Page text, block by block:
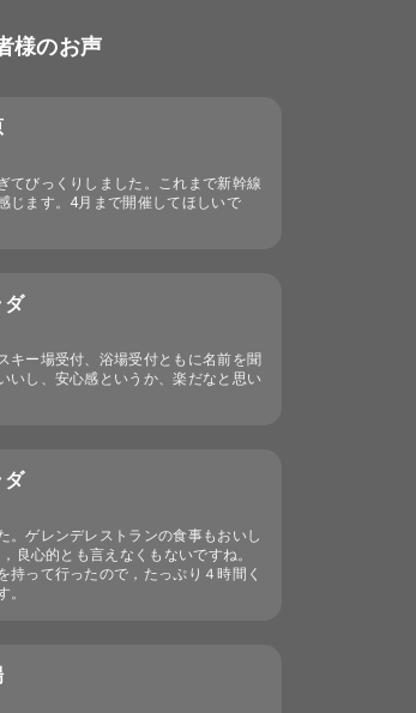
様のお声
てびっくりしました。これまで新幹線
じます。4月まで開催してほしいで
ダ
キー場受付、浴場受付ともに名前を聞
いし、安心感というか、楽だなと思い
ダ
。ゲレンデレストランの食事もおいし
良心的とも言えなくもないですね。
持って行ったので，たっぷり４時間く
。